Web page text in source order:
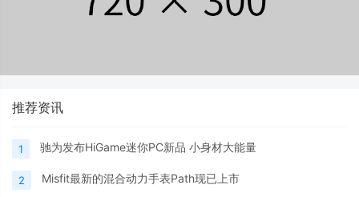
推荐资讯
1 驰为发布HiGame迷你PC新品 小身材大能量
2 Misfit最新的混合动力手表Path现已上市